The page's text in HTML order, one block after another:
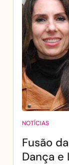
NOTÍCIAS
Fusão
Dança e